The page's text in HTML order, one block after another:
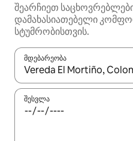
შეარჩიეთ
დამახასიათებელი
სტუმრობისთვის.
მდებარეობა
როცა შედეგები
შესვლა